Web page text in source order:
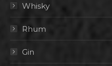
Whisky
Rhum
Gin